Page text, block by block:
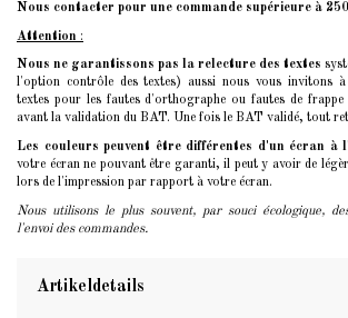
Nous contacter pour une commande supérieure à
Attention :
Nous ne garantissons pas la relecture des textes
l'option contrôle des textes) aussi nous vous invitons à
textes pour les fautes d'orthographe ou fautes de
avant la validation du BAT. Une fois le BAT validé, tout
Les couleurs peuvent être différentes d'un écran à
votre écran ne pouvant être garanti, il peut y avoir de
lors de l'impression par rapport à votre écran.
Nous utilisons le plus souvent, par souci écologique,
l'envoi des commandes.
Artikeldetails